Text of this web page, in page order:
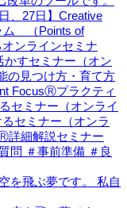
を飛ぶ夢です。 私自